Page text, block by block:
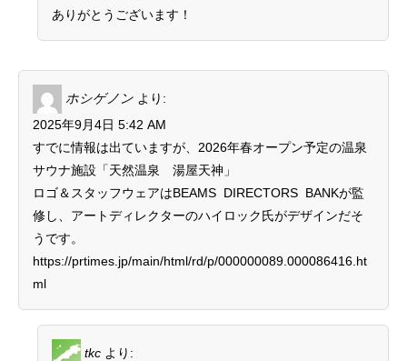
ありがとうございます！
ホシゲノン より:
2025年9月4日 5:42 AM
すでに情報は出ていますが、2026年春オープン予定の温泉
サウナ施設「天然温泉 湯屋天神」
ロゴ＆スタッフウェアはBEAMS DIRECTORS BANKが監
修し、アートディレクターのハイロック氏がデザインだそ
うです。
https://prtimes.jp/main/html/rd/p/000000089.000086416.ht
ml
tkc より: